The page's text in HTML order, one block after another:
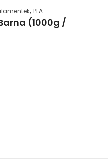
, PLA
(1000g /